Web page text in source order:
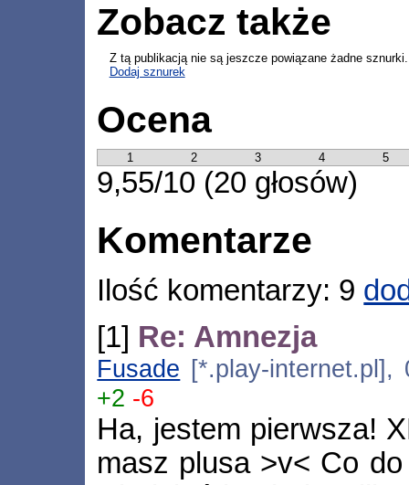
Zobacz także
Z tą publikacją nie są jeszcze powiązane żadne sznurki.
Dodaj sznurek
Ocena
1 2 3 4 5
9,55/10 (20 głosów)
Komentarze
Ilość komentarzy: 9
[1] Re: Amnezja
Fusade [*.play-internet.pl],
+2 -6
Ha, jestem pierwsza!
masz plusa >v< Co